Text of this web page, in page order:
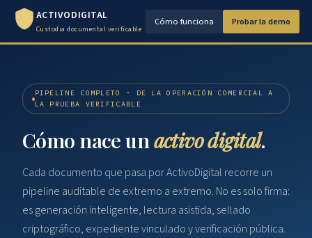
ACTIVODIGITAL
Custodia documental verificable
Cómo funciona Probar la demo
PIPELINE COMPLETO · DE LA OPERACIÓN COMERCIAL A
LA PRUEBA VERIFICABLE
Cómo nace un activo digital.
Cada documento que pasa por ActivoDigital recorre un
pipeline auditable de extremo a extremo. No es solo firma:
es generación inteligente, lectura asistida, sellado
criptográfico, expediente vinculado y verificación pública.